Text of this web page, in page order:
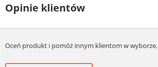
Opinie klientów
Oceń produkt i pomóż innym klientom w wyborze.